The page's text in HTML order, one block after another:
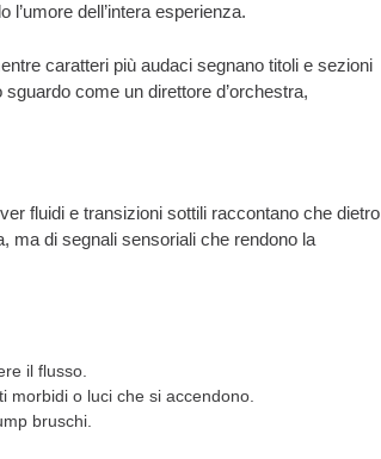
dell’intera esperienza.
caratteri più audaci segnano titoli e sezioni
come un direttore d’orchestra,
fluidi e transizioni sottili raccontano che dietro
ma di segnali sensoriali che rendono la
il flusso.
morbidi o luci che si accendono.
bruschi.